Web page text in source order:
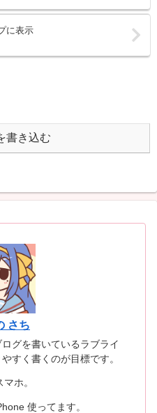
に表示
書き込む
さち
グを書いているラブライ
すく書くのが目標です。
ホ。
使ってます。